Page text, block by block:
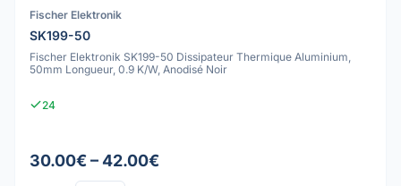
Fischer Elektronik
SK199-50
Fischer Elektronik SK199-50 Dissipateur Thermique Aluminium,
50mm Longueur, 0.9 K/W, Anodisé Noir
24
30.00€ – 42.00€